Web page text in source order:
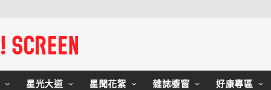
星光大道 星聞花絮 雜誌櫥窗 好康專區